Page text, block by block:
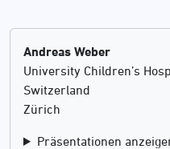
Andreas Weber
University Children’s
Switzerland
Zürich
Präsentationen